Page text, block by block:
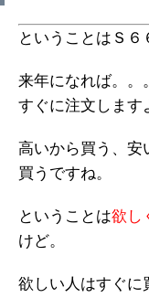
ということはＳ６
来年になれば。。
すぐに注文します
高いから買う、安
買うですね。
ということは欲し
けど。
欲しい人はすぐに